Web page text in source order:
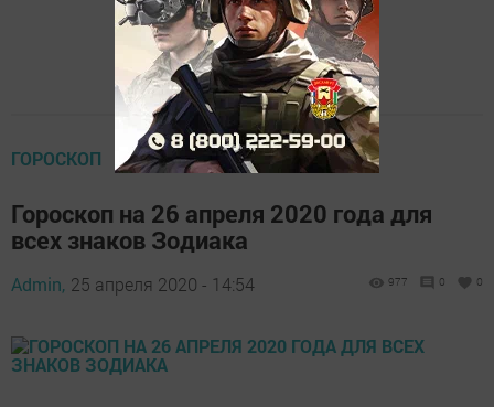
ГОРОСКОП
Гороскоп на 26 апреля 2020 года для
всех знаков Зодиака
Admin, 25 апреля 2020 - 14:54 977 0 0